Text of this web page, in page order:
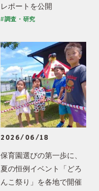
レポートを公開
#調査・研究
2026/06/18
保育園選びの第一歩に、
夏の恒例イベント「どろ
んこ祭り」を各地で開催